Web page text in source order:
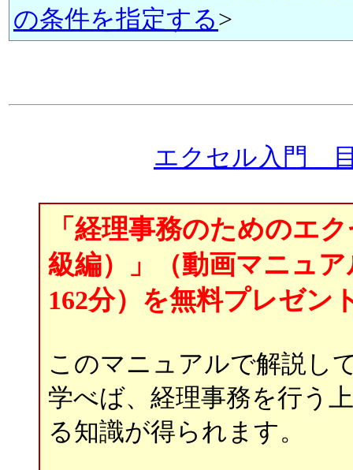
の条件を指定する>
エクセル入門
「経理事務のためのエ
級編）」（動画マニュ
162分）を無料プレゼン
このマニュアルで解説し
学べば、経理事務を行う
る知識が得られます。